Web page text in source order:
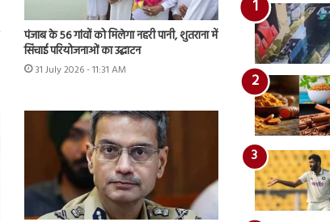
पंजाब के 56 गांवों को मिलेगा नहरी पानी, शुतराना में
सिंचाई परियोजनाओं का उद्घाटन
31 July 2026 - 11:31 AM